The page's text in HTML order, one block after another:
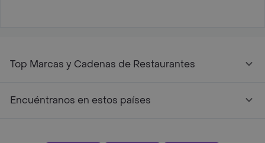
Top Marcas y Cadenas de Restaurantes
Encuéntranos en estos países